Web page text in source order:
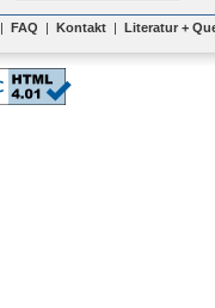
| FAQ | Kontakt | Literatur +